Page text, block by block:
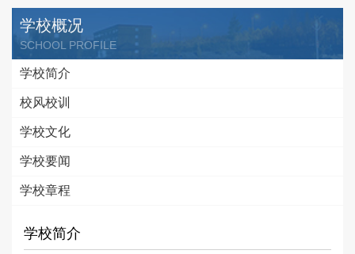
学校概况
SCHOOL PROFILE
学校简介
校风校训
学校文化
学校要闻
学校章程
学校简介